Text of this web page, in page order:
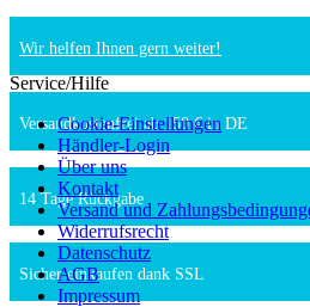
Wir helfen Ihnen gern weiter!
Versandkostenfrei ab 150 € in DE
14 Tage Rückgabe
Sicher einkaufen dank SSL
Service/Hilfe
Cookie-Einstellungen
Händler-Login
Über uns
Kontakt
Versand und
Widerrufsrecht
Datenschutz
AGB
Impressum